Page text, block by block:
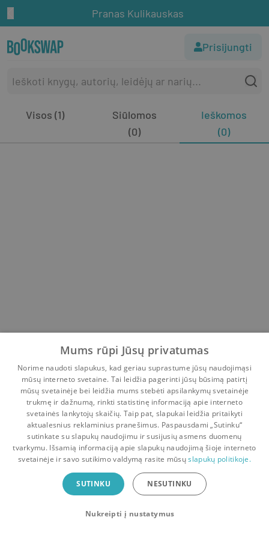
Pranas Kulikauskas
Prisijungti
Visos (1)
Siūlomos
(0)
Ieškomos
(0)
Pradinis Krepšelis Pokalbiai Pranešimai Paskyra
Bookswap programėlė
Mainykis knygomis dar patogiau!
Uždaryti
Mums rūpi Jūsų privatumas
Norime naudoti slapukus, kad geriau suprastume jūsų naudojimąsi
mūsų interneto svetaine. Tai leidžia pagerinti jūsų būsimą patirtį
mūsų svetainėje bei leidžia mums stebėti apsilankymų svetainėje
trukmę ir dažnumą, rinkti statistinę informaciją apie interneto
svetainės lankytojų skaičių. Taip pat, slapukai leidžia pritaikyti
aktualesnius reklaminius pranešimus. Paspausdami „Sutinku“
sutinkate su slapukų naudojimu ir susijusių asmens duomenų
tvarkymu. Išsamią informaciją apie slapukų naudojimą šioje interneto
svetainėje ir savo sutikimo valdymą rasite mūsųslapukų politikoje.
SUTINKU NESUTINKU
Nukreipti į nustatymus